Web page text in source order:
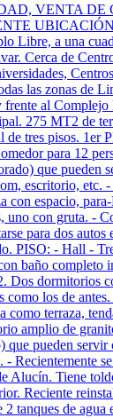
VENTA DE
UBICACIÓN
Libre, a una
Cerca de
las zonas de
frente al
275 MT2 de
de tres pisos. 1er
para 12
que pueden
escritorio, etc.
con espacio,
uno con gruta. -
para dos
PISO: - Hall -
baño completo
Dos dormitorios
los de
como terraza,
amplio de
que pueden servir
- Recientemente
Alucín. Tiene
Reciente
2 tanques de agua